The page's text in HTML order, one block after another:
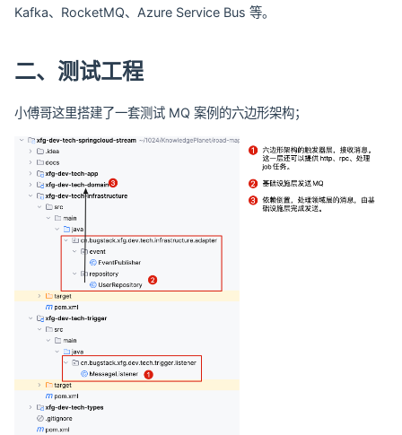
Kafka、RocketMQ、Azure Service Bus 等。
二、测试工程
小傅哥这里搭建了一套测试 MQ 案例的六边形架构；